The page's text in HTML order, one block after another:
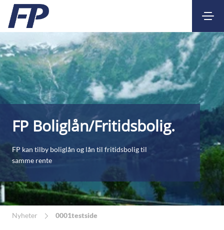
FP Boliglån/Fritidsbolig.
FP kan tilby boliglån og lån til fritidsbolig til
samme rente
Nyheter 0001testside